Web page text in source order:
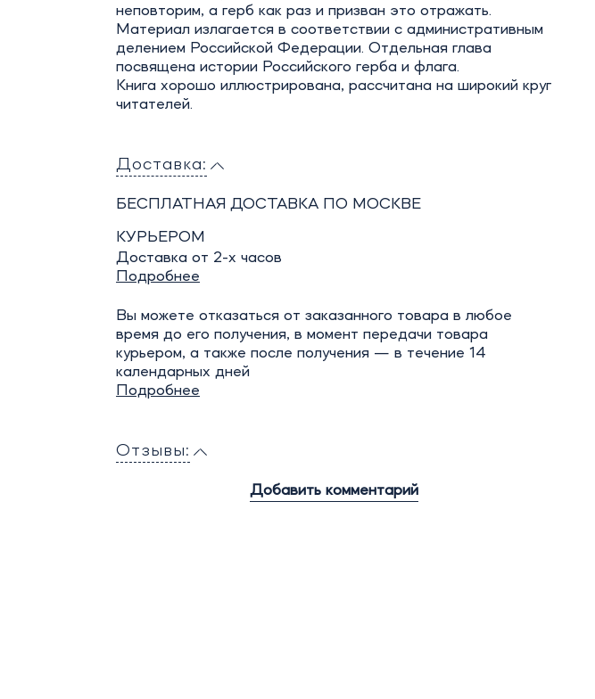
неповторим, а герб как раз и призван это отражать.
Материал излагается в соответствии с административным
делением Российской Федерации. Отдельная глава
посвящена истории Российского герба и флага.
Книга хорошо иллюстрирована, рассчитана на широкий круг
читателей.
Доставка:
БЕСПЛАТНАЯ ДОСТАВКА ПО МОСКВЕ
КУРЬЕРОМ
Доставка от 2-х часов
Подробнее
Вы можете отказаться от заказанного товара в любое
время до его получения, в момент передачи товара
курьером, а также после получения — в течение 14
календарных дней
Подробнее
Отзывы:
Добавить комментарий